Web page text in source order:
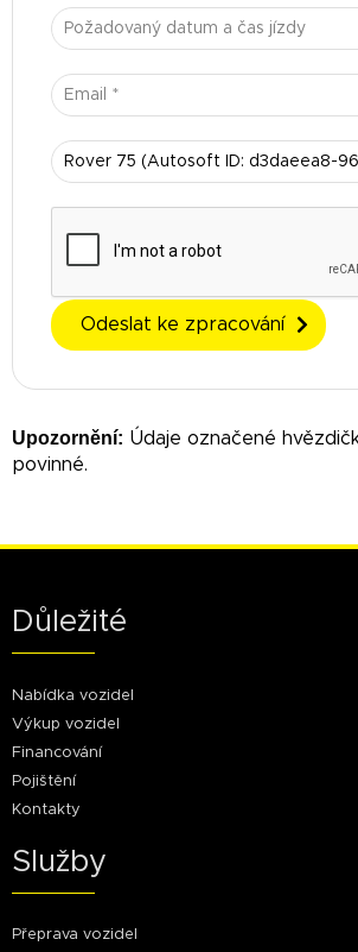
Odeslat ke zpracování
Upozornění: Údaje označené
povinné.
Důležité
Nabídka vozidel
Výkup vozidel
Financování
Pojištění
Kontakty
Služby
Přeprava vozidel